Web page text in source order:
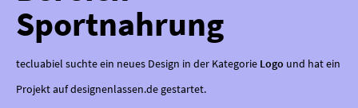
Sportnahrung
tecluabiel suchte ein neues Design in der Kategorie Logo und hat ein
Projekt auf designenlassen.de gestartet.